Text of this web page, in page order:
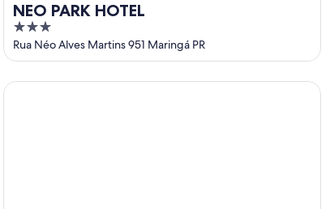
NEO PARK HOTEL
3
out
of
5
Rua Néo Alves Martins 951 Maringá PR
Hotel Avalon Maringá